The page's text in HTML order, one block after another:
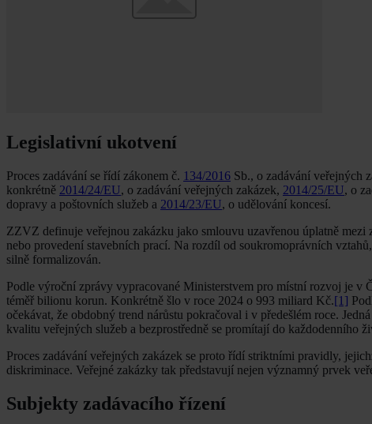
Legislativní ukotvení
Proces zadávání se řídí zákonem č. 134/2016 Sb., o zadávání veřejných
konkrétně 2014/24/EU, o zadávání veřejných zakázek, 2014/25/EU, o
dopravy a poštovních služeb a 2014/23/EU, o udělování koncesí.
ZZVZ definuje veřejnou zakázku jako smlouvu uzavřenou úplatně mezi
nebo provedení stavebních prací. Na rozdíl od soukromoprávních
silně formalizován.
Podle výroční zprávy vypracované Ministerstvem pro místní rozvoj je v
téměř bilionu korun. Konkrétně šlo v roce 2024 o 993 miliard Kč.[1]
očekávat, že obdobný trend nárůstu pokračoval i v předešlém roce.
kvalitu veřejných služeb a bezprostředně se promítají do každodenního
Proces zadávání veřejných zakázek se proto řídí striktními pravidly,
diskriminace. Veřejné zakázky tak představují nejen významný prvek
Subjekty zadávacího řízení